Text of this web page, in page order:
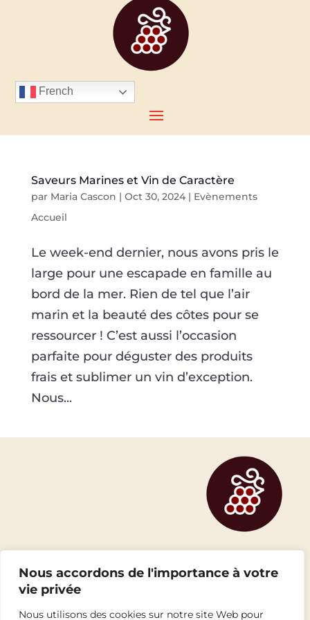
Nous accordons de l'importance à votre
vie privée
Nous utilisons des cookies sur notre site Web pour
French
Saveurs Marines et Vin de Caractère
par Maria Cascon | Oct 30, 2024| Evènements
Accueil
Le week-end dernier, nous avons pris le
large pour une escapade en famille au
bord de la mer. Rien de tel que l’air
marin et la beauté des côtes pour se
ressourcer ! C’est aussi l’occasion
parfaite pour déguster des produits
frais et sublimer un vin d’exception.
Nous...